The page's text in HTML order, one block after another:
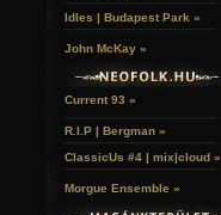
Idles | Budapest Park »
John McKay »
Current 93 »
R.I.P | Bergman »
ClassicUs #4 | mix|cloud »
Morgue Ensemble »